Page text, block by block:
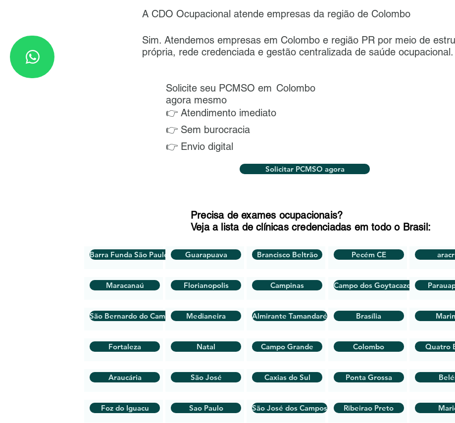
A CDO Ocupacional atende empresas da região de Colombo
Sim. Atendemos empresas em Colombo e região PR por meio de
própria, rede credenciada e gestão centralizada de saúde ocupacional.
Solicite seu PCMSO em
agora mesmo
👉 Atendimento imediato
👉 Sem burocracia
👉 Envio digital
Colombo
Solicitar PCMSO agora
Precisa de exames ocupacionais?
Veja a lista de clínicas credenciadas em todo o Brasil:
Barra Funda São Paulo SP
Maracanaú
São Bernardo do Campo
Fortaleza
Araucária
Foz do Iguacu
Guarapuava
Florianopolis
Medianeira
Natal
São José
Sao Paulo
Brancisco Beltrão
Campinas
Almirante Tamandaré
Campo Grande
Caxias do Sul
São José dos Campos
Pecém CE
Campo dos Goytacazes
Brasília
Colombo
Ponta Grossa
Ribeirao Preto
Quatro